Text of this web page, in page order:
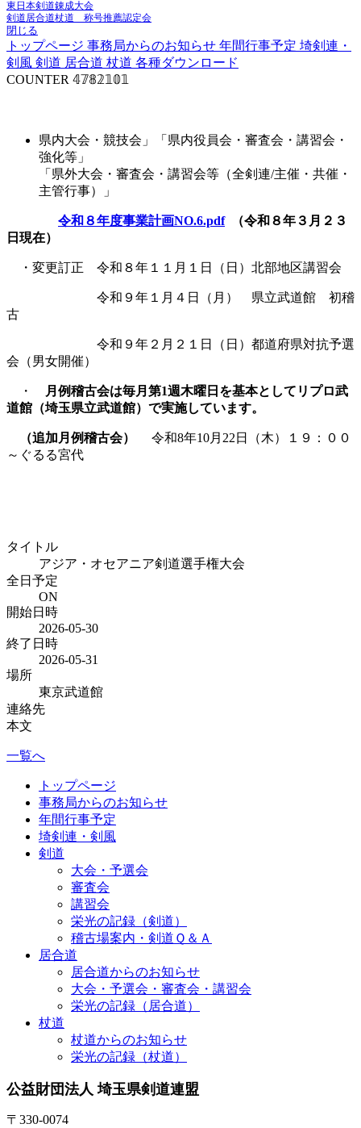
東日本剣道錬成大会
剣道居合道杖道 称号推薦認定会
閉じる
トップページ 事務局からのお知らせ 年間行事予定 埼剣連・
剣風 剣道 居合道 杖道 各種ダウンロード
COUNTER 𝟜𝟟𝟠𝟚𝟙𝟘𝟙
県内大会・競技会」「県内役員会・審査会・講習会・
強化等」
「県外大会・審査会・講習会等（全剣連/主催・共催・
主管行事）」
令和８年度事業計画NO.6.pdf（令和８年３月２３
日現在）
・変更訂正 令和８年１１月１日（日）北部地区講習会
令和９年１月４日（月） 県立武道館 初稽
古
令和９年２月２１日（日）都道府県対抗予選
会（男女開催）
・
月例稽古会は毎月第1週木曜日を基本としてリプロ武
道館（埼玉県立武道館）で実施しています。
（追加月例稽古会） 令和8年10月22日（木）１９：００
～ぐるる宮代
タイトル
アジア・オセアニア剣道選手権大会
全日予定
ON
開始日時
2026-05-30
終了日時
2026-05-31
場所
東京武道館
連絡先
本文
一覧へ
トップページ
事務局からのお知らせ
年間行事予定
埼剣連・剣風
剣道
大会・予選会
審査会
講習会
栄光の記録（剣道）
稽古場案内・剣道Ｑ＆Ａ
居合道
居合道からのお知らせ
大会・予選会・審査会・講習会
栄光の記録（居合道）
杖道
杖道からのお知らせ
栄光の記録（杖道）
公益財団法人 埼玉県剣道連盟
〒330-0074